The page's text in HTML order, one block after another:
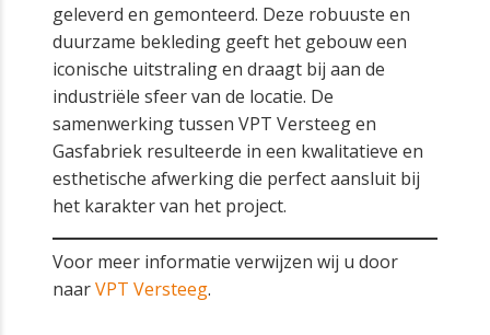
geleverd en gemonteerd. Deze robuuste en
duurzame bekleding geeft het gebouw een
iconische uitstraling en draagt bij aan de
industriële sfeer van de locatie. De
samenwerking tussen VPT Versteeg en
Gasfabriek resulteerde in een kwalitatieve en
esthetische afwerking die perfect aansluit bij
het karakter van het project.
Voor meer informatie verwijzen wij u door
naarVPT Versteeg.